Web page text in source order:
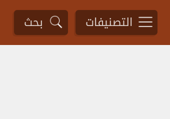
التصنيفات بحث